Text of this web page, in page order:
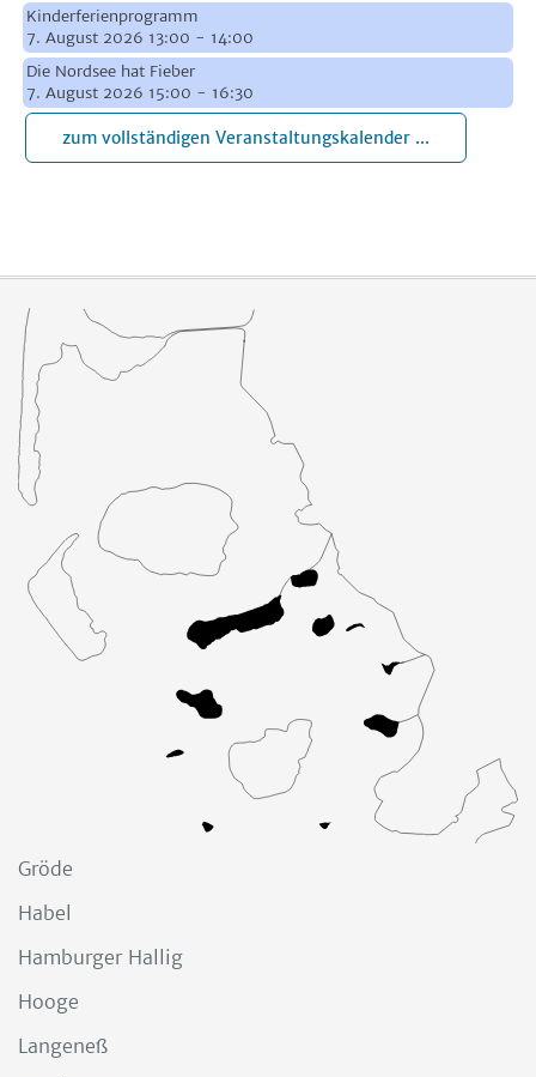
Kinderferienprogramm
7. August 2026 13:00 - 14:00
Die Nordsee hat Fieber
7. August 2026 15:00 - 16:30
zum vollständigen Veranstaltungskalender ...
Gröde
Habel
Hamburger Hallig
Hooge
Langeneß